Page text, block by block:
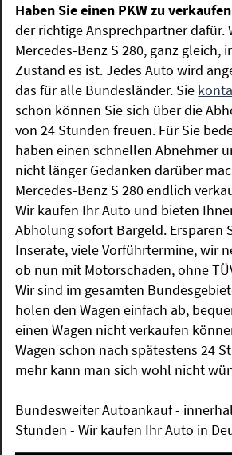
Haben Sie einen PKW zu
der richtige Ansprechpartner dafür.
Mercedes-Benz S 280, ganz gleich,
Zustand es ist. Jedes Auto wird
das für alle Bundesländer. Sie
schon können Sie sich über die
von 24 Stunden freuen. Für Sie
haben einen schnellen Abnehmer
nicht länger Gedanken darüber
Mercedes-Benz S 280 endlich
Wir kaufen Ihr Auto und bieten
Abholung sofort Bargeld. Ersparen
Inserate, viele Vorführtermine, wir
ob nun mit Motorschaden, ohne
Wir sind im gesamten
holen den Wagen einfach ab,
einen Wagen nicht verkaufen
Wagen schon nach spätestens 24
mehr kann man sich wohl nicht
Bundesweiter Autoankauf -
Stunden - Wir kaufen Ihr Auto in